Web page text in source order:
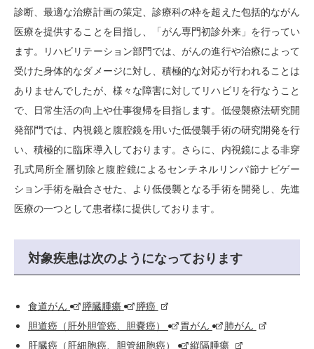
診断、最適な治療計画の策定、診療科の枠を超えた包括的ながん
医療を提供することを目指し、「がん専門初診外来」を行ってい
ます。リハビリテーション部門では、がんの進行や治療によって
受けた身体的なダメージに対し、積極的な対応が行われることは
ありませんでしたが、様々な障害に対してリハビリを行なうこと
で、日常生活の向上や仕事復帰を目指します。低侵襲療法研究開
発部門では、内視鏡と腹腔鏡を用いた低侵襲手術の研究開発を行
い、積極的に臨床導入しております。さらに、内視鏡による非穿
孔式局所全層切除と腹腔鏡によるセンチネルリンパ節ナビゲー
ション手術を融合させた、より低侵襲となる手術を開発し、先進
医療の一つとして患者様に提供しております。
対象疾患は次のようになっております
食道がん 膵臓腫瘍
膵癌
胆道癌（肝外胆管癌、胆嚢癌）
胃がん
肺がん
肝臓癌（肝細胞癌、胆管細胞癌）
縦隔腫瘍